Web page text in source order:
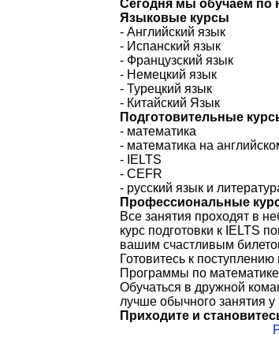
Сегодня мы обучаем по
Языковые курсы
- Английский язык
- Испанский язык
- Французский язык
- Немецкий язык
- Турецкий язык
- Китайский Язык
Подготовительные
- математика
- математика на
- IELTS
- CEFR
- русский язык и
Профессиональные
Все занятия проходят в
курс подготовки к IELTS
вашим счастливым
Готовитесь к
Программы по
Обучаться в дружной
лучше обычного занятия у
Приходите и